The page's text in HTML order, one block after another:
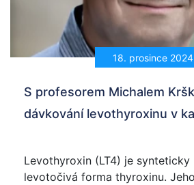
18. prosince 2024
S profesorem Michalem
dávkování levothyroxinu v
Levothyroxin (LT4) je synteticky
levotočivá forma thyroxinu.